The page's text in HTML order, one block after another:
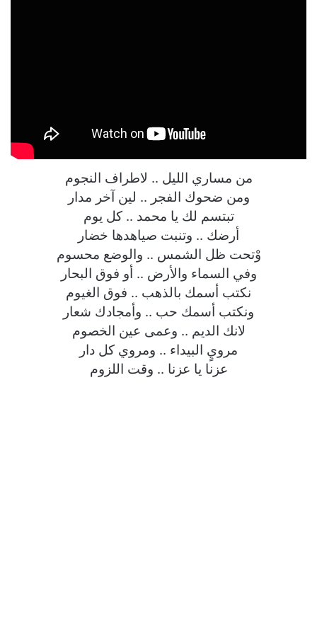
من مساري الليل .. لاطراف النجوم
ومن ضحوك الفجر .. لين آخر مدار
تبتسم لك يا محمد .. كل يوم
أرضك .. وتنبت صياهدها خضار
وْتحت ظل الشمس .. والوضع محسوم
وفي السماء والأرض .. أو فوق البحار
نكتب أسمك بالذهب .. فوق الغيوم
ونكتب أسمك حب .. وأمجادك شعار
لانك الديم .. وعمى عين الخصوم
مرويٍ البيداء .. ومروي كل دار
عزنا يا عزنا .. وقت اللزوم